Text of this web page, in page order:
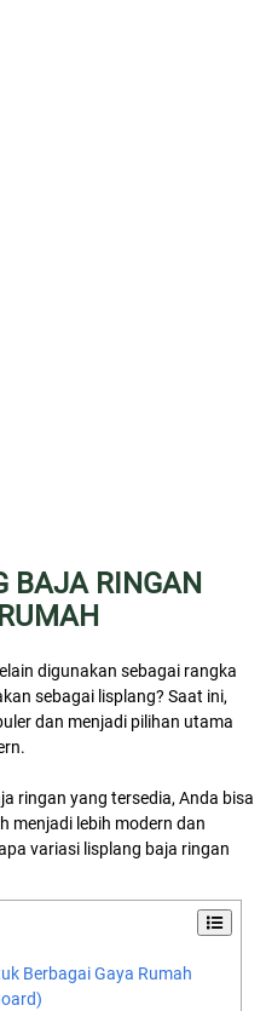
BAJA RINGAN
digunakan sebagai rangka
sebagai lisplang? Saat ini,
dan menjadi pilihan utama
ringan yang tersedia, Anda bisa
menjadi lebih modern dan
variasi lisplang baja ringan
Berbagai Gaya Rumah